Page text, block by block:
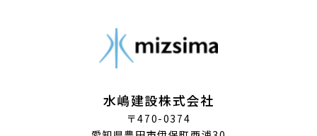
水嶋建設株式会社
〒470-0374